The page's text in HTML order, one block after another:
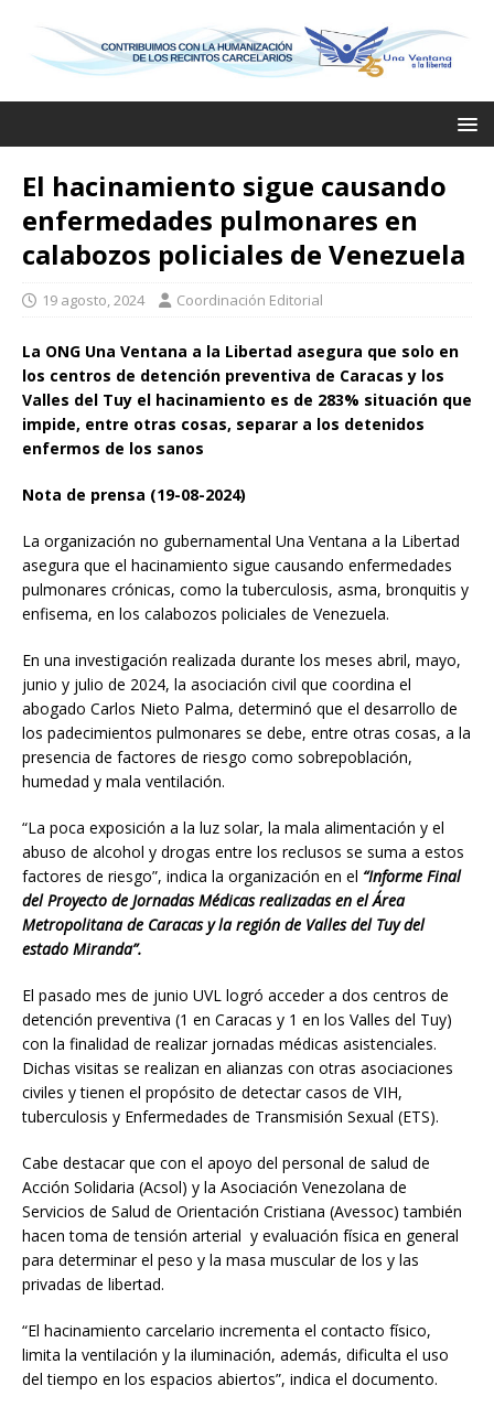
El hacinamiento sigue causando
enfermedades pulmonares en
calabozos policiales de Venezuela
19 agosto, 2024 Coordinación Editorial
La ONG Una Ventana a la Libertad asegura que solo en
los centros de detención preventiva de Caracas y los
Valles del Tuy el hacinamiento es de 283% situación que
impide, entre otras cosas, separar a los detenidos
enfermos de los sanos
Nota de prensa (19-08-2024)
La organización no gubernamental Una Ventana a la Libertad
asegura que el hacinamiento sigue causando enfermedades
pulmonares crónicas, como la tuberculosis, asma, bronquitis y
enfisema, en los calabozos policiales de Venezuela.
En una investigación realizada durante los meses abril, mayo,
junio y julio de 2024, la asociación civil que coordina el
abogado Carlos Nieto Palma, determinó que el desarrollo de
los padecimientos pulmonares se debe, entre otras cosas, a la
presencia de factores de riesgo como sobrepoblación,
humedad y mala ventilación.
“La poca exposición a la luz solar, la mala alimentación y el
abuso de alcohol y drogas entre los reclusos se suma a estos
factores de riesgo”, indica la organización en el “Informe Final
del Proyecto de Jornadas Médicas realizadas en el Área
Metropolitana de Caracas y la región de Valles del Tuy del
estado Miranda”.
El pasado mes de junio UVL logró acceder a dos centros de
detención preventiva (1 en Caracas y 1 en los Valles del Tuy)
con la finalidad de realizar jornadas médicas asistenciales.
Dichas visitas se realizan en alianzas con otras asociaciones
civiles y tienen el propósito de detectar casos de VIH,
tuberculosis y Enfermedades de Transmisión Sexual (ETS).
Cabe destacar que con el apoyo del personal de salud de
Acción Solidaria (Acsol) y la Asociación Venezolana de
Servicios de Salud de Orientación Cristiana (Avessoc) también
hacen toma de tensión arterial y evaluación física en general
para determinar el peso y la masa muscular de los y las
privadas de libertad.
“El hacinamiento carcelario incrementa el contacto físico,
limita la ventilación y la iluminación, además, dificulta el uso
del tiempo en los espacios abiertos”, indica el documento.